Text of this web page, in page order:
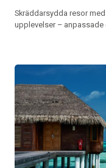
Skräddarsydda resor
upplevelser – anpassade